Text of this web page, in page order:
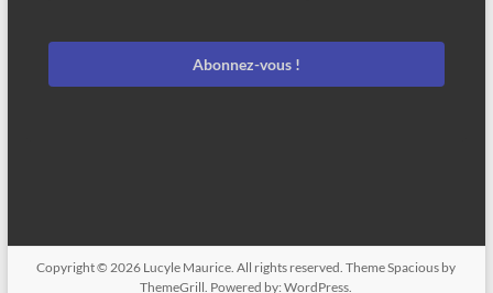
Abonnez-vous !
Copyright © 2026 Lucyle Maurice. All rights reserved. ThemeSpacious by
ThemeGrill. Powered by:WordPress.